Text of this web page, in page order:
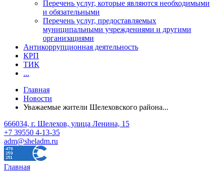
Перечень услуг, которые являются необходимыми
и обязательными
Перечень услуг, предоставляемых
муниципальными учреждениями и другими
организациями
Антикоррупционная деятельность
КРП
ТИК
...
Главная
Новости
Уважаемые жители Шелеховского района...
666034, г. Шелехов, улица Ленина, 15
+7 39550 4-13-35
adm@sheladm.ru
Главная